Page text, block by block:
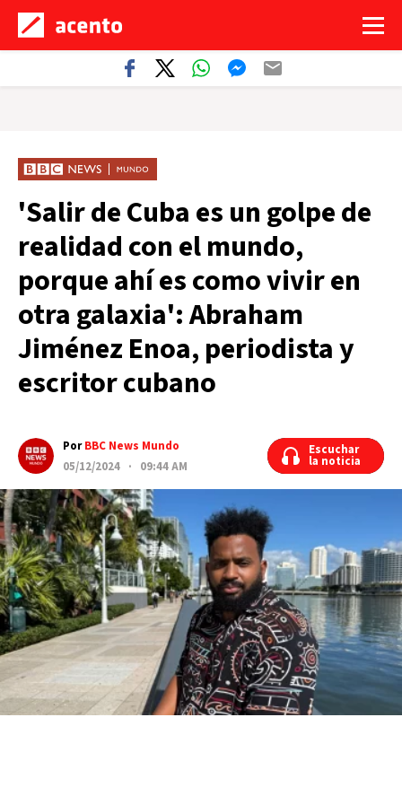
'Salir de Cuba es un golpe de
realidad con el mundo,
porque ahí es como vivir en
otra galaxia': Abraham
Jiménez Enoa, periodista y
escritor cubano
PorBBC News Mundo
05/12/2024 · 09:44 AM
Escuchar
la noticia
Escuchar
la noticia